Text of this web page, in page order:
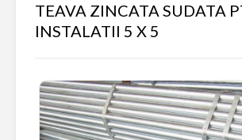
TEAVA ZINCATA SUDATA
INSTALATII 5 X 5